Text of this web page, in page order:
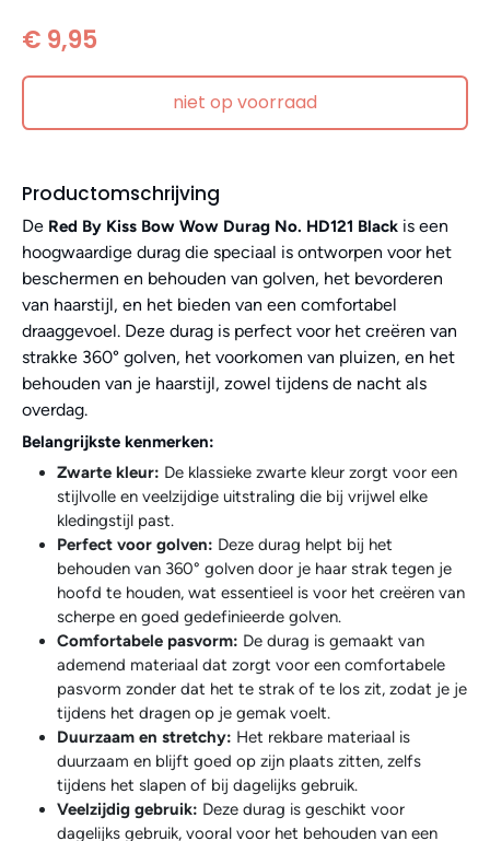
€ 9,95
niet op voorraad
Productomschrijving
De Red By Kiss Bow Wow Durag No. HD121 Black is een
hoogwaardige durag die speciaal is ontworpen voor het
beschermen en behouden van golven, het bevorderen
van haarstijl, en het bieden van een comfortabel
draaggevoel. Deze durag is perfect voor het creëren van
strakke 360° golven, het voorkomen van pluizen, en het
behouden van je haarstijl, zowel tijdens de nacht als
overdag.
Belangrijkste kenmerken:
Zwarte kleur: De klassieke zwarte kleur zorgt voor een
stijlvolle en veelzijdige uitstraling die bij vrijwel elke
kledingstijl past.
Perfect voor golven: Deze durag helpt bij het
behouden van 360° golven door je haar strak tegen je
hoofd te houden, wat essentieel is voor het creëren van
scherpe en goed gedefinieerde golven.
Comfortabele pasvorm: De durag is gemaakt van
ademend materiaal dat zorgt voor een comfortabele
pasvorm zonder dat het te strak of te los zit, zodat je je
tijdens het dragen op je gemak voelt.
Duurzaam en stretchy: Het rekbare materiaal is
duurzaam en blijft goed op zijn plaats zitten, zelfs
tijdens het slapen of bij dagelijks gebruik.
Veelzijdig gebruik: Deze durag is geschikt voor
dagelijks gebruik, vooral voor het behouden van een